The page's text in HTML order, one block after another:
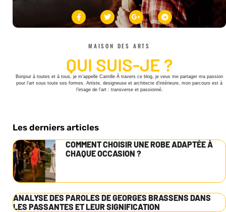
MAISON DES ARTS
QUI SUIS-JE ?
Bonjour à toutes et à tous, je m’appelle Camille À travers ce blog, je veux me partager ma passion
pour l’art sous toute ses formes. Artiste, designeuse et architecte d’intérieure, mon parcours est à
l’image de l’art : transverse et passionné.
Les derniers articles
COMMENT CHOISIR UNE ROBE ADAPTÉE À
CHAQUE OCCASION ?
ANALYSE DES PAROLES DE GEORGES BRASSENS DANS
LES PASSANTES ET LEUR SIGNIFICATION